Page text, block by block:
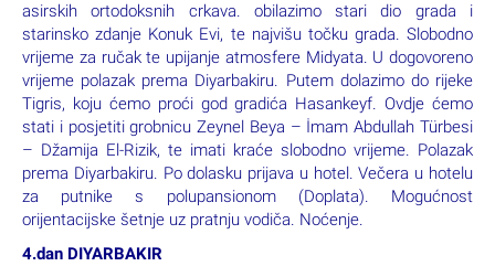
asirskih ortodoksnih crkava. obilazimo stari dio grada i
starinsko zdanje Konuk Evi, te najvišu točku grada. Slobodno
vrijeme za ručak te upijanje atmosfere Midyata. U dogovoreno
vrijeme polazak prema Diyarbakiru. Putem dolazimo do rijeke
Tigris, koju ćemo proći god gradića Hasankeyf. Ovdje ćemo
stati i posjetiti grobnicu Zeynel Beya – İmam Abdullah Türbesi
– Džamija El-Rizik, te imati kraće slobodno vrijeme. Polazak
prema Diyarbakiru. Po dolasku prijava u hotel. Večera u hotelu
za putnike s polupansionom (Doplata). Mogućnost
orijentacijske šetnje uz pratnju vodiča. Noćenje.
4.dan DIYARBAKIR